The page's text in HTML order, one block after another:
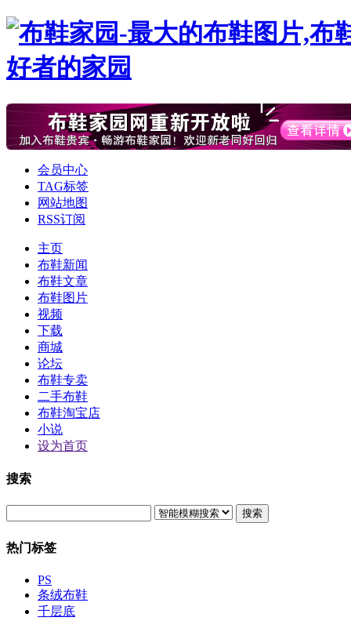
会员中心
TAG标签
网站地图
RSS订阅
主页
布鞋新闻
布鞋文章
布鞋图片
视频
下载
商城
论坛
布鞋专卖
二手布鞋
布鞋淘宝店
小说
设为首页
搜索
搜索
热门标签
PS
条绒布鞋
千层底